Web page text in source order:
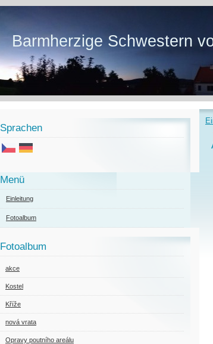
Barmherzige Schwestern
Sprachen
Menü
Einleitung
Fotoalbum
Fotoalbum
akce
Kostel
Kříže
nová vrata
Opravy poutního areálu